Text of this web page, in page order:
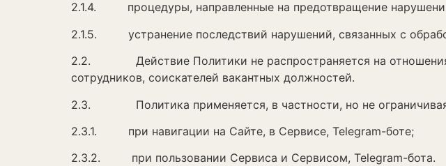
2.1.4. процедуры, направленные на предотвращение
2.1.5. устранение последствий нарушений, связанных с
2.2. Действие Политики не распространяется на
сотрудников, соискателей вакантных должностей.
2.3. Политика применяется, в частности, но не
2.3.1. при навигации на Сайте, в Сервисе, Telegram-боте;
2.3.2. при пользовании Сервиса и Сервисом, Telegram-бота.